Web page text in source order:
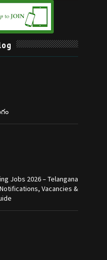
Jobs 2026 – Telangana
Vacancies &